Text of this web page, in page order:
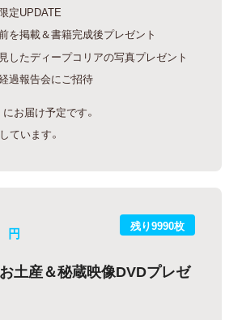
定UPDATE
を掲載＆書籍完成後プレゼント
したディープコリアの写真プレゼント
過報告会にご招待
お届け予定です。
ています。
残り9990枚
円
土産＆秘蔵映像DVDプレゼ